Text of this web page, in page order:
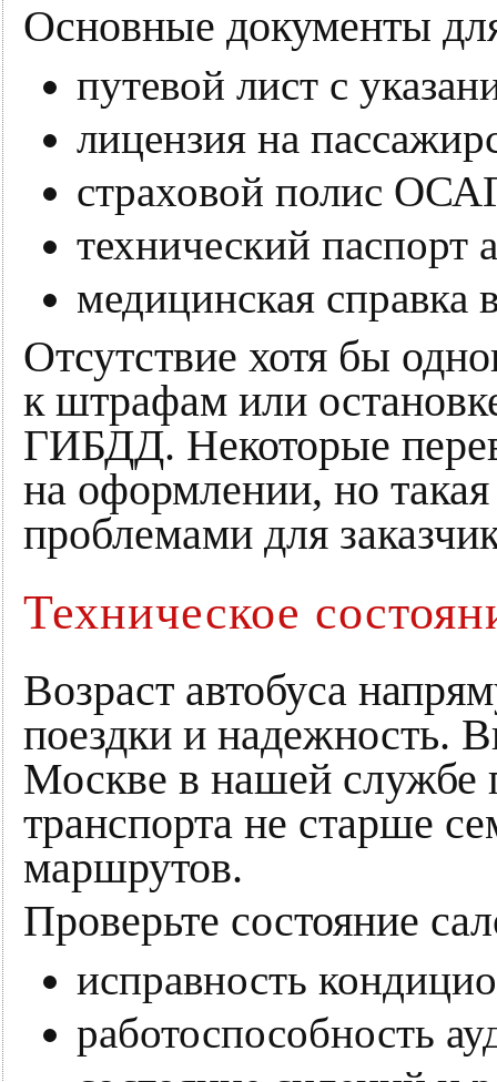
Основные документы
путевой лист с
лицензия на
страховой полис
технический паспорт
медицинская справка
Отсутствие хотя бы
к штрафам или
ГИБДД. Некоторые
на оформлении, но
проблемами для
Техническое
Возраст автобуса
поездки и надежность.
Москве в нашей службе
транспорта не старше
маршрутов.
Проверьте состояние
исправность
работоспособность